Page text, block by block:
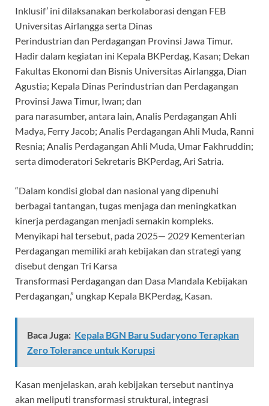
Inklusif’ ini dilaksanakan berkolaborasi dengan FEB
Universitas Airlangga serta Dinas
Perindustrian dan Perdagangan Provinsi Jawa Timur.
Hadir dalam kegiatan ini Kepala BKPerdag, Kasan; Dekan
Fakultas Ekonomi dan Bisnis Universitas Airlangga, Dian
Agustia; Kepala Dinas Perindustrian dan Perdagangan
Provinsi Jawa Timur, Iwan; dan
para narasumber, antara lain, Analis Perdagangan Ahli
Madya, Ferry Jacob; Analis Perdagangan Ahli Muda, Ranni
Resnia; Analis Perdagangan Ahli Muda, Umar Fakhruddin;
serta dimoderatori Sekretaris BKPerdag, Ari Satria.
“Dalam kondisi global dan nasional yang dipenuhi
berbagai tantangan, tugas menjaga dan meningkatkan
kinerja perdagangan menjadi semakin kompleks.
Menyikapi hal tersebut, pada 2025— 2029 Kementerian
Perdagangan memiliki arah kebijakan dan strategi yang
disebut dengan Tri Karsa
Transformasi Perdagangan dan Dasa Mandala Kebijakan
Perdagangan,” ungkap Kepala BKPerdag, Kasan.
Baca Juga: Kepala BGN Baru Sudaryono Terapkan
Zero Tolerance untuk Korupsi
Kasan menjelaskan, arah kebijakan tersebut nantinya
akan meliputi transformasi struktural, integrasi